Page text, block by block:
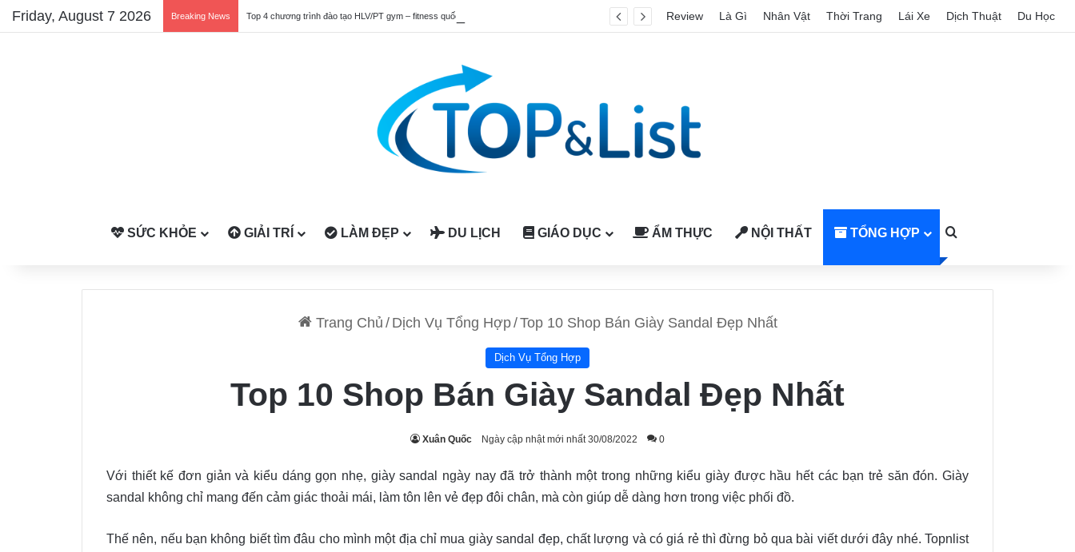
Friday, August 7 2026 Breaking News Top 4 chương trình đào tạo HLV/PT gym – fitness quốc tế được công nhận tại Việt Nam Review Là Gì Nhân Vật Thời Trang Lái Xe Dịch Thuật Du Học
SỨC KHỎE GIẢI TRÍ LÀM ĐẸP DU LỊCH GIÁO DỤC ẨM THỰC NỘI THẤT TỔNG HỢP
Trang Chủ / Dịch Vụ Tổng Hợp/Top 10 Shop Bán Giày Sandal Đẹp Nhất
Dịch Vụ Tổng Hợp
Top 10 Shop Bán Giày Sandal Đẹp Nhất
Xuân Quốc Ngày cập nhật mới nhất 30/08/2022 0
Với thiết kế đơn giản và kiểu dáng gọn nhẹ, giày sandal ngày nay đã trở thành một trong những kiểu giày được hầu hết các bạn trẻ săn đón. Giày
sandal không chỉ mang đến cảm giác thoải mái, làm tôn lên vẻ đẹp đôi chân, mà còn giúp dễ dàng hơn trong việc phối đồ.
Thế nên, nếu bạn không biết tìm đâu cho mình một địa chỉ mua giày sandal đẹp, chất lượng và có giá rẻ thì đừng bỏ qua bài viết dưới đây nhé. Topnlist